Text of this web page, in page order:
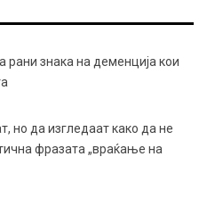
рани знака на деменција кои
но да изгледаат како да не
фразата „враќање на